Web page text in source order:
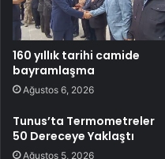
160 yıllık tarihi camide
bayramlaşma
Ağustos 6, 2026
Tunus’ta Termometreler
50 Dereceye Yaklaştı
Ağustos 5, 2026